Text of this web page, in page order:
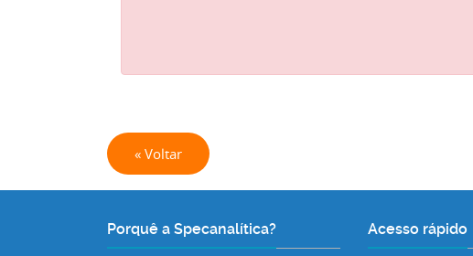
« Voltar
Porquê a Specanalítica? Acesso rápido